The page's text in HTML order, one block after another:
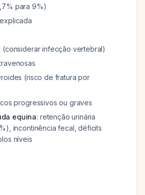
para 9%)
(considerar infecção vertebral)
(risco de fratura por
progressivos ou graves
equina: retenção urinária
incontinência fecal, déficits
níveis